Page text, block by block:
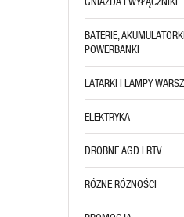
BATERIE,
POWERBANKI
LATARKI I LAMPY
ELEKTRYKA
DROBNE AGD I RTV
RÓŻNE RÓŻNOŚCI